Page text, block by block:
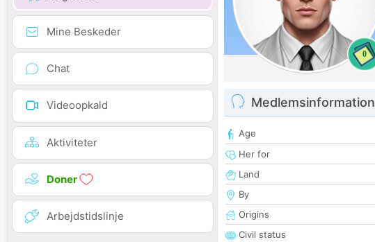
Mine Beskeder
Chat
Videoopkald
Aktiviteter
Doner
Arbejdstidslinje
0
Medlemsinformation
Age
Her for
Land
By
Origins
Civil status